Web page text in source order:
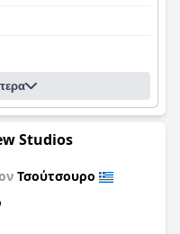
Studios
Τσούτσουρο